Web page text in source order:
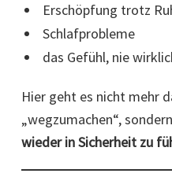
Erschöpfung trotz
Schlafprobleme
das Gefühl, nie
Hier geht es nicht mehr
„wegzumachen“,
wieder in Sicherheit zu